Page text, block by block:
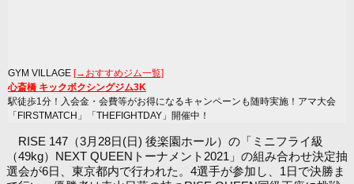
GYM VILLAGE [→おすすめジム一覧]
心斎橋 キックボクシングジム3K
駅徒歩1分！入会金・会費等がお得になるキャンペーンも随時実施！アマ大会
「FIRSTMATCH」「THEFIGHTDAY」開催中！
RISE 147（3月28日(日) 後楽園ホール）の「ミニフライ級
（49kg）NEXT QUEENトーナメント2021」の組み合わせ決定抽
選会が6日、東京都内で行われた。4選手が参加し、1日で決勝ま